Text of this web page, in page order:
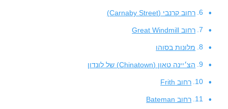
רחוב קרנבי (Carnaby Street)
רחוב Great Windmill
מלונות בסוהו
הצ׳יינה טאון (Chinatown) של לונדון
רחוב Frith
רחוב Bateman